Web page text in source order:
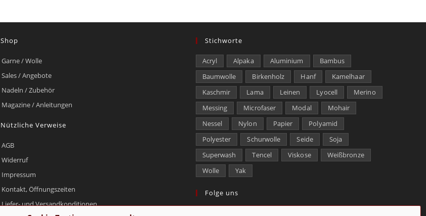
Shop
Garne / Wolle
Sales / Angebote
Nadeln / Zubehör
Magazine / Anleitungen
Nützliche Verweise
AGB
Widerruf
Impressum
Kontakt, Öffnungszeiten
Liefer- und Versandkonditionen
Stichworte
Acryl Alpaka Aluminium
Bambus
Baumwolle
Birkenholz Hanf
Kamelhaar
Kaschmir
Lama Leinen Lyocell
Merino
Messing
Microfaser Modal
Mohair
Nessel
Nylon Papier
Polyamid
Polyester
Schurwolle Seide
Soja
Superwash
Tencel Viskose
Weißbronze
Wolle
Yak
Folge uns